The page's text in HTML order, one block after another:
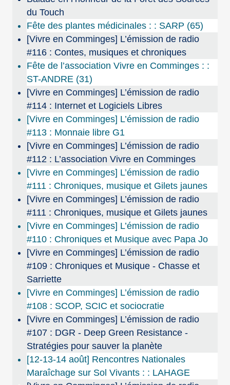
du Touch
Fête des plantes médicinales : : SARP (65)
[Vivre en Comminges] L’émission de radio
#116 : Contes, musiques et chroniques
Fête de l’association Vivre en Comminges : :
ST-ANDRE (31)
[Vivre en Comminges] L’émission de radio
#114 : Internet et Logiciels Libres
[Vivre en Comminges] L’émission de radio
#113 : Monnaie libre G1
[Vivre en Comminges] L’émission de radio
#112 : L’association Vivre en Comminges
[Vivre en Comminges] L’émission de radio
#111 : Chroniques, musique et Gilets jaunes
[Vivre en Comminges] L’émission de radio
#111 : Chroniques, musique et Gilets jaunes
[Vivre en Comminges] L’émission de radio
#110 : Chroniques et Musique avec Papa Jo
[Vivre en Comminges] L’émission de radio
#109 : Chroniques et Musique - Chasse et
Sarriette
[Vivre en Comminges] L’émission de radio
#108 : SCOP, SCIC et sociocratie
[Vivre en Comminges] L’émission de radio
#107 : DGR - Deep Green Resistance -
Stratégies pour sauver la planète
[12-13-14 août] Rencontres Nationales
Maraîchage sur Sol Vivants : : LAHAGE